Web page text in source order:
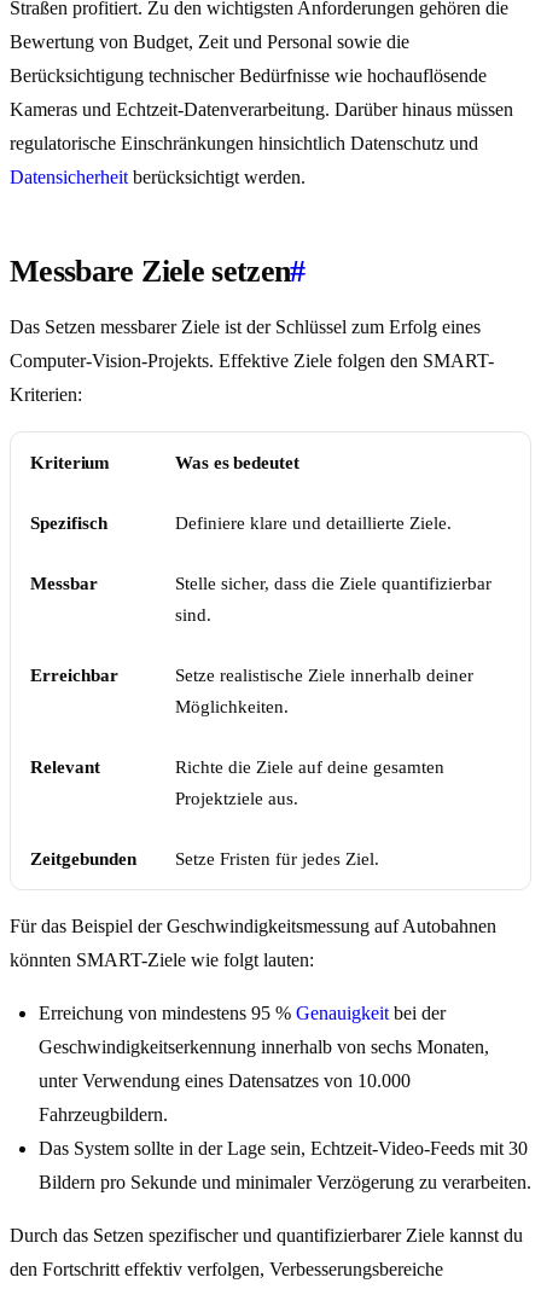
Straßen profitiert. Zu den wichtigsten Anforderungen gehören die
Bewertung von Budget, Zeit und Personal sowie die
Berücksichtigung technischer Bedürfnisse wie hochauflösende
Kameras und Echtzeit-Datenverarbeitung. Darüber hinaus müssen
regulatorische Einschränkungen hinsichtlich Datenschutz und
Datensicherheit berücksichtigt werden.
Messbare Ziele setzen#
Das Setzen messbarer Ziele ist der Schlüssel zum Erfolg eines
Computer-Vision-Projekts. Effektive Ziele folgen den SMART-
Kriterien:
Kriterium Was es bedeutet
Spezifisch Definiere klare und detaillierte Ziele.
Messbar
Stelle sicher, dass die Ziele quantifizierbar
sind.
Erreichbar
Setze realistische Ziele innerhalb deiner
Möglichkeiten.
Relevant
Richte die Ziele auf deine gesamten
Projektziele aus.
Zeitgebunden Setze Fristen für jedes Ziel.
Für das Beispiel der Geschwindigkeitsmessung auf Autobahnen
könnten SMART-Ziele wie folgt lauten:
Erreichung von mindestens 95 % Genauigkeit bei der
Geschwindigkeitserkennung innerhalb von sechs Monaten,
unter Verwendung eines Datensatzes von 10.000
Fahrzeugbildern.
Das System sollte in der Lage sein, Echtzeit-Video-Feeds mit 30
Bildern pro Sekunde und minimaler Verzögerung zu verarbeiten.
Durch das Setzen spezifischer und quantifizierbarer Ziele kannst du
den Fortschritt effektiv verfolgen, Verbesserungsbereiche